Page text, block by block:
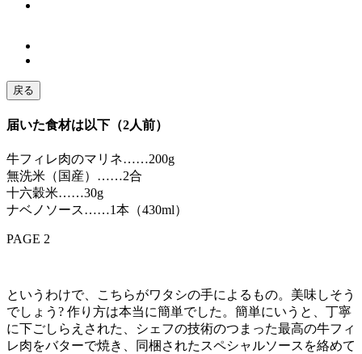
戻る
届いた食材は以下（2人前）
牛フィレ肉のマリネ……200g
無洗米（国産）……2合
十六穀米……30g
ナベノソース……1本（430ml）
PAGE 2
というわけで、こちらがワタシの手によるもの。美味しそう
でしょう? 作り方は本当に簡単でした。簡単にいうと、丁寧
に下ごしらえされた、シェフの技術のつまった最高の牛フィ
レ肉をバターで焼き、同梱されたスペシャルソースを絡めて